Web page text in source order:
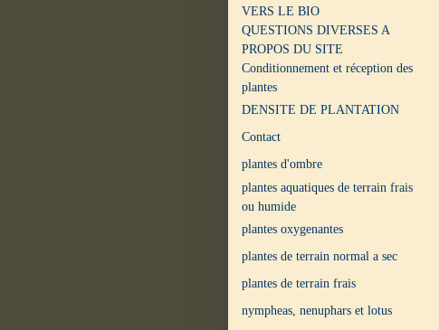
VERS LE BIO
QUESTIONS DIVERSES A
PROPOS DU SITE
Conditionnement et réception des
plantes
DENSITE DE PLANTATION
Contact
plantes d'ombre
plantes aquatiques de terrain frais
ou humide
plantes oxygenantes
plantes de terrain normal a sec
plantes de terrain frais
nympheas, nenuphars et lotus